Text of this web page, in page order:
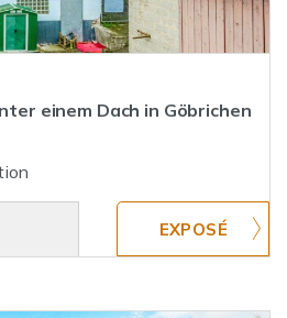
einem Dach in Göbrichen